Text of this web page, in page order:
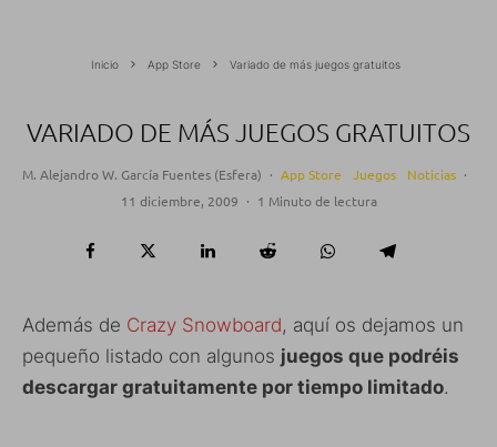
Inicio App Store Variado de más juegos gratuitos
VARIADO DE MÁS JUEGOS GRATUITOS
M. Alejandro W. García Fuentes (Esfera) · App Store Juegos Noticias ·
11 diciembre, 2009 · 1 Minuto de lectura
Además de Crazy Snowboard, aquí os dejamos un
pequeño listado con algunos juegos que podréis
descargar gratuitamente por tiempo limitado.